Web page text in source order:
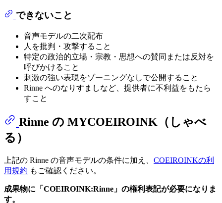
できないこと
音声モデルの二次配布
人を批判・攻撃すること
特定の政治的立場・宗教・思想への賛同または反対を
呼びかけること
刺激の強い表現をゾーニングなしで公開すること
Rinne へのなりすましなど、提供者に不利益をもたら
すこと
Rinne の MYCOEIROINK（しゃべ
る）
上記の Rinne の音声モデルの条件に加え、 COEIROINKの利
用規約 もご確認ください。
成果物に「COEIROINK:Rinne」の権利表記が必要になりま
す。